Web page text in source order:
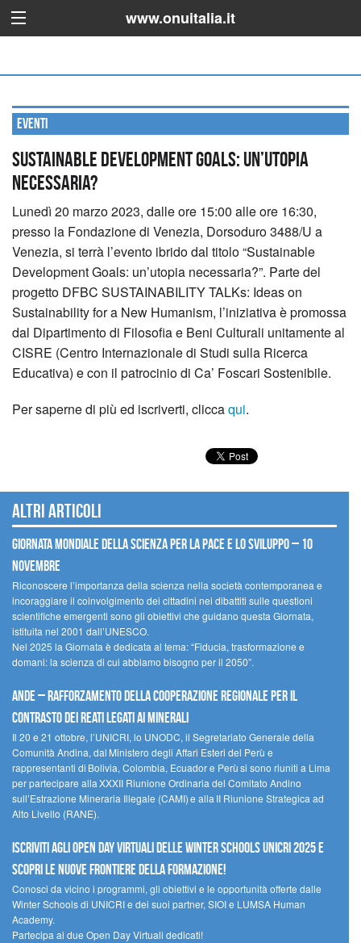
www.onuitalia.it
Eventi
Sustainable Development Goals: un’utopia
necessaria?
Lunedì 20 marzo 2023, dalle ore 15:00 alle ore 16:30,
presso la Fondazione di Venezia, Dorsoduro 3488/U a
Venezia, si terrà l’evento ibrido dal titolo “Sustainable
Development Goals: un’utopia necessaria?”. Parte del
progetto DFBC SUSTAINABILITY TALKs: Ideas on
Sustainability for a New Humanism, l’iniziativa è promossa
dal Dipartimento di Filosofia e Beni Culturali unitamente al
CISRE (Centro Internazionale di Studi sulla Ricerca
Educativa) e con il patrocinio di Ca’ Foscari Sostenibile.
Per saperne di più ed iscriverti, cliccaqui.
Altri articoli
Giornata mondiale della scienza per la pace e lo sviluppo – 10
novembre
Riconoscere l’importanza della scienza nella società contemporanea e
incoraggiare il coinvolgimento dei cittadini nei dibattiti sulle questioni
scientifiche emergenti sono gli obiettivi che guidano questa Giornata,
istituita nel 2001 dall’UNESCO.
Nel 2025 la Giornata è dedicata al tema: “Fiducia, trasformazione e
domani: la scienza di cui abbiamo bisogno per il 2050”.
Ande – Rafforzamento della cooperazione regionale per il
contrasto dei reati legati ai minerali
Il 20 e 21 ottobre, l’UNICRI, lo UNODC, il Segretariato Generale della
Comunità Andina, dal Ministero degli Affari Esteri del Perù e
rappresentanti di Bolivia, Colombia, Ecuador e Perù si sono riuniti a Lima
per partecipare alla XXXII Riunione Ordinaria del Comitato Andino
sull’Estrazione Mineraria Illegale (CAMI) e alla II Riunione Strategica ad
Alto Livello (RANE).
Iscriviti agli Open Day Virtuali delle Winter Schools UNICRI 2025 e
scopri le nuove frontiere della formazione!
Conosci da vicino i programmi, gli obiettivi e le opportunità offerte dalle
Winter Schools di UNICRI e dei suoi partner, SIOI e LUMSA Human
Academy.
Partecipa ai due Open Day Virtuali dedicati!